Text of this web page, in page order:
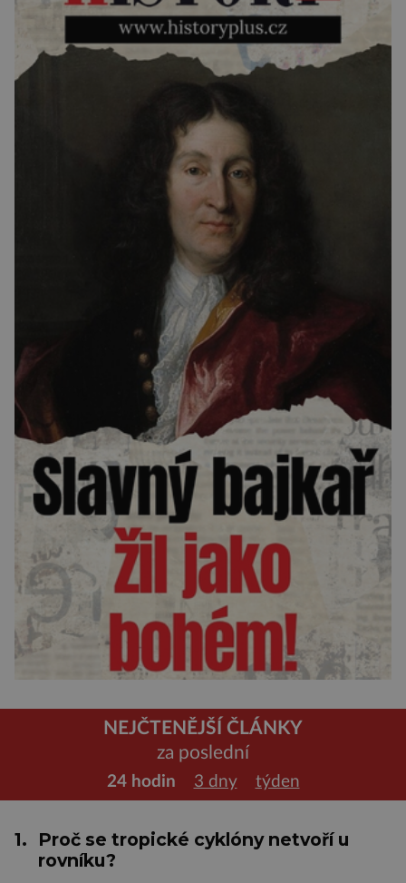
NEJČTENĚJŠÍ ČLÁNKY
za poslední
24 hodin 3 dny týden
1.
Proč se tropické cyklóny netvoří u
rovníku?